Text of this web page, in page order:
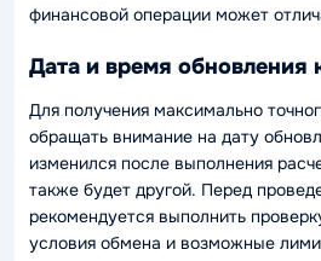
финансовой операции может
Дата и время обновления
Для получения максимально
обращать внимание на дату
изменился после выполнения
также будет другой. Перед
рекомендуется выполнить
условия обмена и возможные